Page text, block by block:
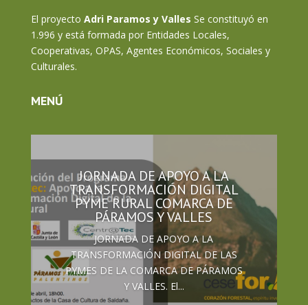
El proyecto Adri Paramos y Valles Se constituyó en
1.996 y está formada por Entidades Locales,
Cooperativas, OPAS, Agentes Económicos, Sociales y
Culturales.
MENÚ
JORNADA DE APOYO A LA
TRANSFORMACIÓN DIGITAL
PYME RURAL COMARCA DE
PÁRAMOS Y VALLES
JORNADA DE APOYO A LA
TRANSFORMACIÓN DIGITAL DE LAS
PYMES DE LA COMARCA DE PÁRAMOS
Y VALLES. El...